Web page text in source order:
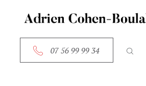
07 56 99 99 34
ACCUEIL
SERVICES